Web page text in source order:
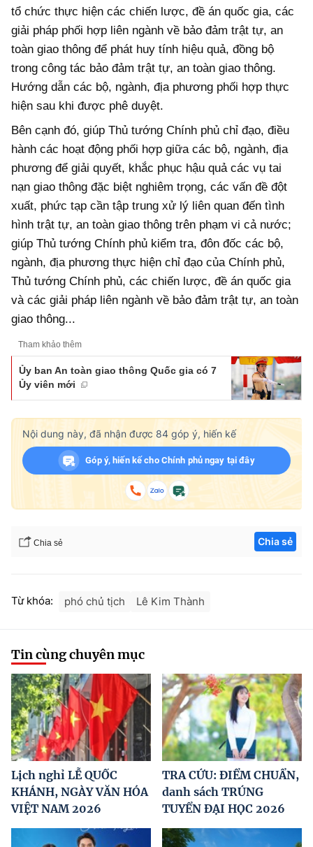
tổ chức thực hiện các chiến lược, đề án quốc gia, các
giải pháp phối hợp liên ngành về bảo đảm trật tự, an
toàn giao thông để phát huy tính hiệu quả, đồng bộ
trong công tác bảo đảm trật tự, an toàn giao thông.
Hướng dẫn các bộ, ngành, địa phương phối hợp thực
hiện sau khi được phê duyệt.
Bên cạnh đó, giúp Thủ tướng Chính phủ chỉ đạo, điều
hành các hoạt động phối hợp giữa các bộ, ngành, địa
phương để giải quyết, khắc phục hậu quả các vụ tai
nạn giao thông đặc biệt nghiêm trọng, các vấn đề đột
xuất, phức tạp cần tập trung xử lý liên quan đến tình
hình trật tự, an toàn giao thông trên phạm vi cả nước;
giúp Thủ tướng Chính phủ kiểm tra, đôn đốc các bộ,
ngành, địa phương thực hiện chỉ đạo của Chính phủ,
Thủ tướng Chính phủ, các chiến lược, đề án quốc gia
và các giải pháp liên ngành về bảo đảm trật tự, an toàn
giao thông...
Tham khảo thêm
Ủy ban An toàn giao thông Quốc gia có 7
Ủy viên mới
Nội dung này, đã nhận được 84 góp ý, hiến kế
Góp ý, hiến kế cho Chính phủ ngay tại đây
Chia sẻ Chia sẻ
Từ khóa: phó chủ tịch Lê Kim Thành
Tin cùng chuyên mục
Lịch nghỉ LỄ QUỐC
KHÁNH, NGÀY VĂN HÓA
VIỆT NAM 2026
TRA CỨU: ĐIỂM CHUẨN,
danh sách TRÚNG
TUYỂN ĐẠI HỌC 2026